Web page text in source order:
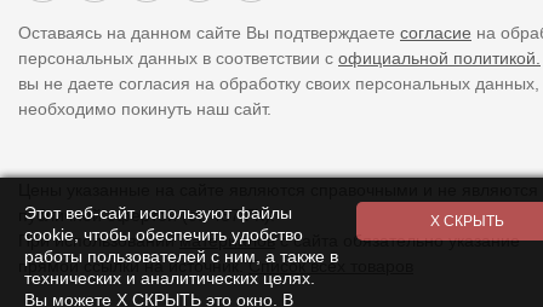
Оставаясь на данном сайте Вы подтверждаете согласие на
персональных данных в соответствии с официальной политикой.
вы не даете согласия на обработку своих персональных
необходимо покинуть наш сайт.
публичной офертой (ст. 437 ГК).
При использованииматериаловс сайта обязательно указание
прямой ссылки на источник.Список всех товаров
Этот веб-сайт используют файлы
cookie, чтобы обеспечить удобство
работы пользователей с ним, а также в
технических и аналитических целях.
Вы можете Х СКРЫТЬ это окно. В